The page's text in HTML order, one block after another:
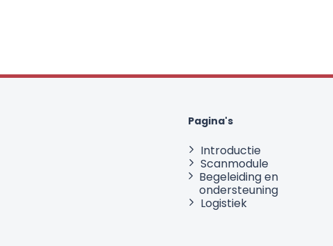
Pagina's
Introductie
Scanmodule
Begeleiding en
ondersteuning
Logistiek